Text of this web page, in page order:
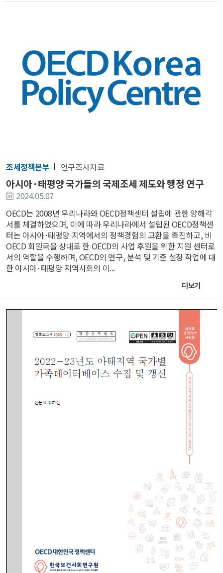
조세정책본부 연구조사자료
아시아·태평양 국가들의 국제조세 제도와 행정 연구
2024.05.07
OECD는 2008년 우리나라와 OECD정책센터 설립에 관한 양해각
서를 체결하였으며, 이에 따라 우리나라에서 설립된 OECD정책센
터는 아시아･태평양 지역에서의 정책경험의 교환을 촉진하고, 비
OECD 회원국을 상대로 한 OECD의 사업 후원을 위한 지원 센터로
서의 역할을 수행하며, OECD의 연구, 분석 및 기준 설정 작업에 대
한 아시아･태평양 지역사회의 이...
더보기